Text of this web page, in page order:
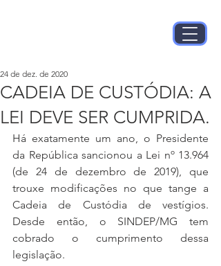
CADEIA DE CUSTÓDIA: A
LEI DEVE SER CUMPRIDA.
24 de dez. de 2020
Há exatamente um ano, o Presidente
da República sancionou a Lei nº 13.964
(de 24 de dezembro de 2019), que
trouxe modificações no que tange a
Cadeia de Custódia de vestígios.
Desde então, o SINDEP/MG tem
cobrado o cumprimento dessa
legislação.